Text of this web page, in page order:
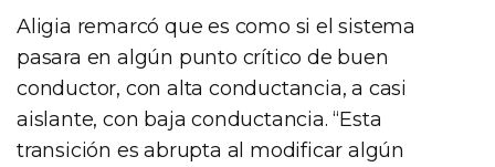
Aligia remarcó que es como si el sistema
pasara en algún punto crítico de buen
conductor, con alta conductancia, a casi
aislante, con baja conductancia. “Esta
transición es abrupta al modificar algún